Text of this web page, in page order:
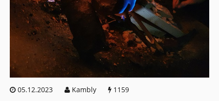
05.12.2023 Kambly 1159